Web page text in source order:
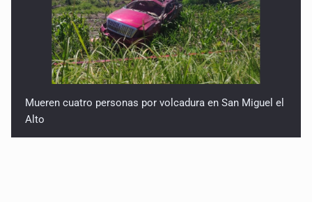
Mueren cuatro personas por volcadura en San Miguel el
Alto